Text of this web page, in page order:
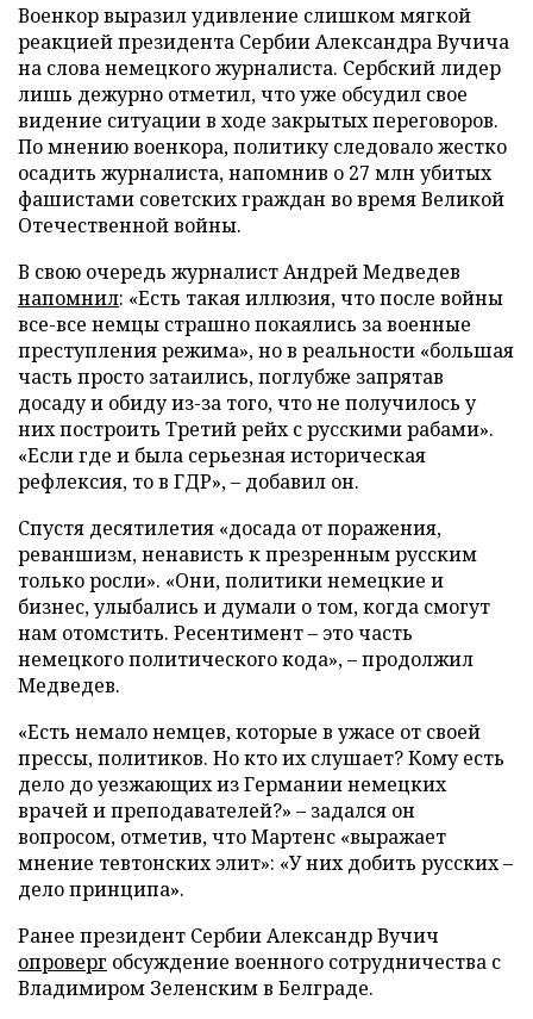
Военкор выразил удивление слишком мягкой
реакцией президента Сербии Александра Вучича
на слова немецкого журналиста. Сербский лидер
лишь дежурно отметил, что уже обсудил свое
видение ситуации в ходе закрытых переговоров.
По мнению военкора, политику следовало жестко
осадить журналиста, напомнив о 27 млн убитых
фашистами советских граждан во время Великой
Отечественной войны.
В свою очередь журналист Андрей Медведев
напомнил: «Есть такая иллюзия, что после войны
все-все немцы страшно покаялись за военные
преступления режима», но в реальности «большая
часть просто затаились, поглубже запрятав
досаду и обиду из-за того, что не получилось у
них построить Третий рейх с русскими рабами».
«Если где и была серьезная историческая
рефлексия, то в ГДР», – добавил он.
Спустя десятилетия «досада от поражения,
реваншизм, ненависть к презренным русским
только росли». «Они, политики немецкие и
бизнес, улыбались и думали о том, когда смогут
нам отомстить. Ресентимент – это часть
немецкого политического кода», – продолжил
Медведев.
«Есть немало немцев, которые в ужасе от своей
прессы, политиков. Но кто их слушает? Кому есть
дело до уезжающих из Германии немецких
врачей и преподавателей?» – задался он
вопросом, отметив, что Мартенс «выражает
мнение тевтонских элит»: «У них добить русских –
дело принципа».
Ранее президент Сербии Александр Вучич
опроверг обсуждение военного сотрудничества с
Владимиром Зеленским в Белграде.